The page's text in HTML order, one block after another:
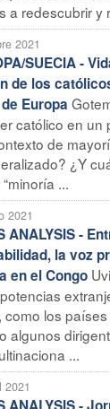
a redescubrir y
2021
SUECIA -
de los
Europa
católico en un
de
¿Y
...
2021
ANALYSIS -
la voz
en el Congo
como los
algunos
...
2021